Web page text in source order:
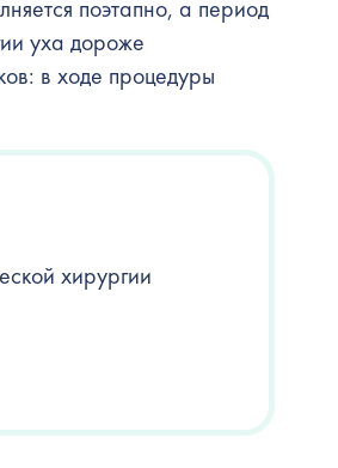
поэтапно, а период
уха дороже
в ходе процедуры
хирургии